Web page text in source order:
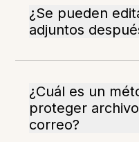
¿Se pueden
adjuntos
¿Cuál es un
proteger
correo?